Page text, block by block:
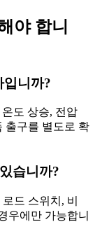
야 합니
입니까?
도 상승, 전압
출구를 별도로 확
습니까?
드 스위치, 비
우에만 가능합니